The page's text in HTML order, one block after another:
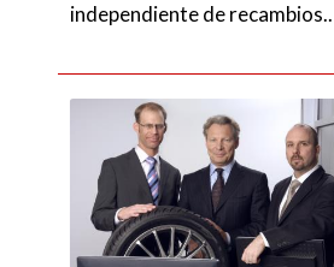
independiente de recambios..